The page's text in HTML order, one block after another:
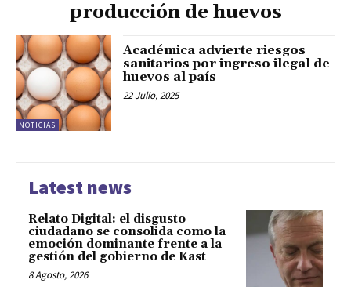
producción de huevos
NOTICIAS
Académica advierte riesgos
sanitarios por ingreso ilegal de
huevos al país
22 Julio, 2025
Latest news
Relato Digital: el disgusto
ciudadano se consolida como la
emoción dominante frente a la
gestión del gobierno de Kast
8 Agosto, 2026